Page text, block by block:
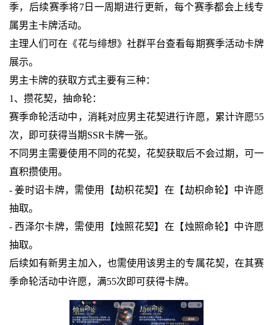
季，后续赛季将7日一周期进行更新，每个赛季都会上线专
属男主卡牌活动。
主理人们可在《花与绯想》社群平台查看每期赛季活动卡牌
展示。
男主卡牌的获取方式主要有三种：
1、攒花契，抽命轮：
赛季命轮活动中，消耗对应男主花契进行许愿，累计许愿55
次，即可获得当期SSR卡牌一张。
不同男主需要使用不同的花契，花契获取后不会过期，可一
直积攒使用。
- 姜时诏卡牌，需使用【劫枳花契】在【劫枳命轮】中许愿
抽取。
- 西泽尔卡牌，需使用【烛照花契】在【烛照命轮】中许愿
抽取。
后续如有新男主加入，也需使用该男主的专属花契，在其赛
季命轮活动中许愿，满55次即可获得卡牌。